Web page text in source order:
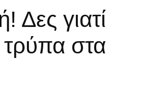
Δες γιατί
τρύπα στα